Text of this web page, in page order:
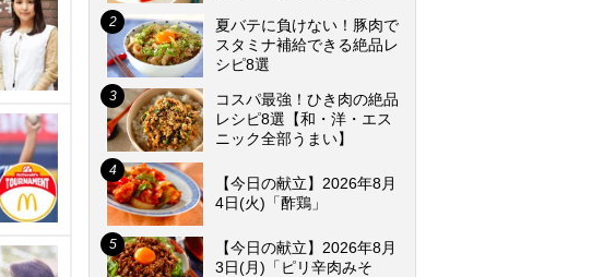
夏バテに負けない！豚肉で
スタミナ補給できる絶品レ
シピ8選
コスパ最強！ひき肉の絶品
レシピ8選【和・洋・エス
ニック全部うまい】
【今日の献立】2026年8月
4日(火)「酢鶏」
【今日の献立】2026年8月
3日(月)「ピリ辛肉みそ